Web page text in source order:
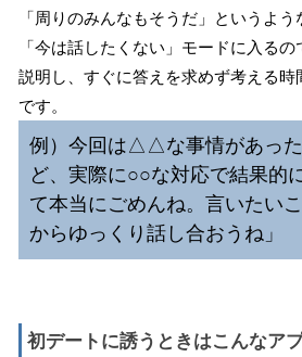
「周りのみんなもそうだ」というよう
「今は話したくない」モードに入る
説明し、すぐに答えを求めず考える時
です。
例）今回は△△な事情があっ
ど、実際に○○な対応で結果的
て本当にごめんね。言いたい
からゆっくり話し合おうね」
初デートに誘うときはこんなア